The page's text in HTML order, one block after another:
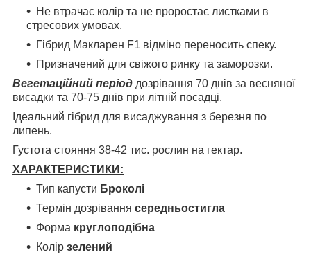
Не втрачає колір та не проростає листками в
стресових умовах.
Гібрид Макларен F1 відміно переносить спеку.
Призначений для свіжого ринку та заморозки.
Вегетаційний період дозрівання 70 днів за весняної
висадки та 70-75 днів при літній посадці.
Ідеальний гібрид для висаджування з березня по
липень.
Густота стояння 38-42 тис. рослин на гектар.
ХАРАКТЕРИСТИКИ:
Тип капусти Броколі
Термін дозрівання середньостигла
Форма круглоподібна
Колір зелений